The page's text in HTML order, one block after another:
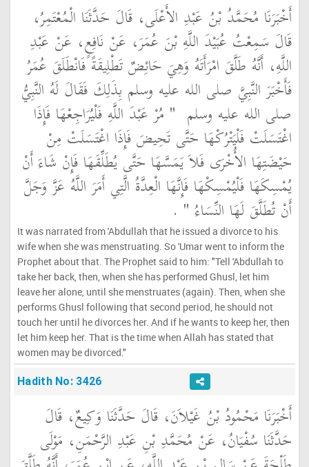
أَخْبَرَنَا مُحَمَّدُ بْنُ عَبْدِ الأَعْلَى، قَالَ حَدَّثَنَا الْمُعْتَمِرُ،
قَالَ سَمِعْتُ عُبَيْدَ اللَّهِ بْنَ عُمَرَ، عَنْ نَافِعٍ، عَنْ عَبْدِ
اللَّهِ، أَنَّهُ طَلَّقَ امْرَأَتَهُ وَهِيَ حَائِضٌ تَطْلِيقَةً فَانْطَلَقَ عُمَرُ
فَأَخْبَرَ النَّبِيَّ صلى الله عليه وسلم بِذَلِكَ فَقَالَ لَهُ النَّبِيُّ
صلى الله عليه وسلم ‏ "‏ مُرْ عَبْدَ اللَّهِ فَلْيُرَاجِعْهَا فَإِذَا
اغْتَسَلَتْ فَلْيَتْرُكْهَا حَتَّى تَحِيضَ فَإِذَا اغْتَسَلَتْ مِنْ
حَيْضَتِهَا الأُخْرَى فَلاَ يَمَسَّهَا حَتَّى يُطَلِّقَهَا فَإِنْ شَاءَ أَنْ
يُمْسِكَهَا فَلْيُمْسِكْهَا فَإِنَّهَا الْعِدَّةُ الَّتِي أَمَرَ اللَّهُ عَزَّ وَجَلَّ
أَنْ تُطَلَّقَ لَهَا النِّسَاءُ ‏" ‏ ‏.‏
It was narrated from 'Abdullah that he issued a divorce to his
wife when she was menstruating. So 'Umar went to inform the
Prophet about that. The Prophet said to him: "Tell 'Abdullah to
take her back, then, when she has performed Ghusl, let him
leave her alone, until she menstruates (again). Then, when she
performs Ghusl following that second period, he should not
touch her until he divorces her. And if he wants to keep her, then
let him keep her. That is the time when Allah has stated that
women may be divorced."
Hadith No: 3426
أَخْبَرَنَا مَحْمُودُ بْنُ غَيْلاَنَ، قَالَ حَدَّثَنَا وَكِيعٌ، قَالَ
حَدَّثَنَا سُفْيَانُ، عَنْ مُحَمَّدِ بْنِ عَبْدِ الرَّحْمَنِ، مَوْلَى